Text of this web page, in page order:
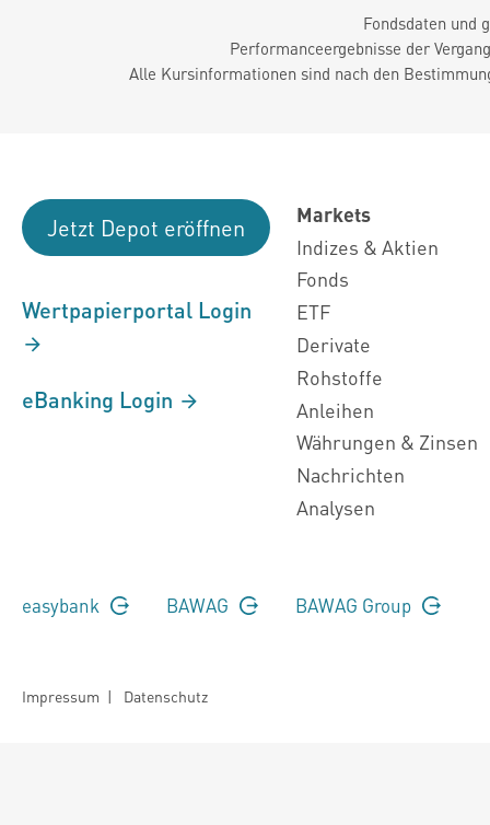
Fondsdaten und
Performanceergebnisse der
Alle Kursinformationen sind nach den
Jetzt Depot eröffnen
Wertpapierportal Login
eBanking Login
Markets
Indizes & Aktien
Fonds
ETF
Derivate
Rohstoffe
Anleihen
Währungen & Zinsen
Nachrichten
Analysen
easybank BAWAG BAWAG Group
Impressum | Datenschutz